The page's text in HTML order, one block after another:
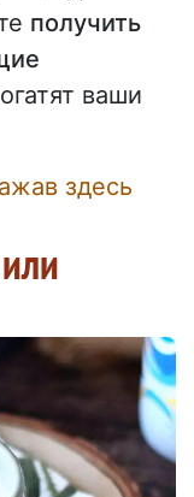
получить
ваши
здесь